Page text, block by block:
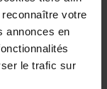
votre
annonces en
le trafic sur